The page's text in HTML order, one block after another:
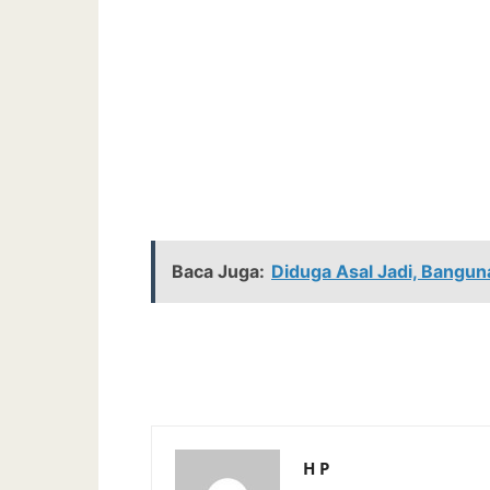
Baca Juga: Diduga Asal Jadi,
H P